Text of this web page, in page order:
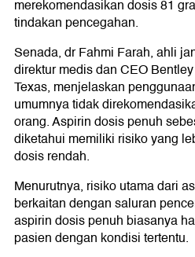
merekomendasikan dosis 81
tindakan pencegahan.
Senada, dr Fahmi Farah, ahli
direktur medis dan CEO
Texas, menjelaskan
umumnya tidak
orang. Aspirin dosis penuh
diketahui memiliki risiko yang
dosis rendah.
Menurutnya, risiko utama dari
berkaitan dengan saluran
aspirin dosis penuh biasanya
pasien dengan kondisi tertentu.